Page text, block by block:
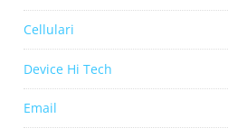
Cellulari
Device Hi Tech
Email